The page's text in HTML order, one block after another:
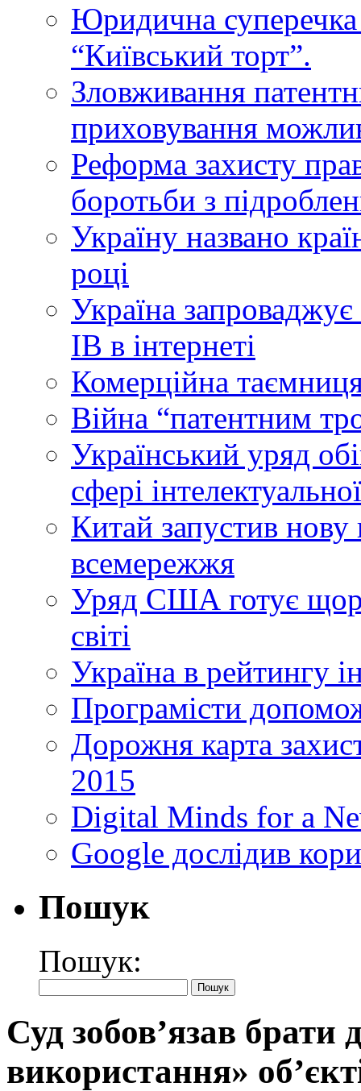
Юридична суперечка
“Київський торт”.
Зловживання
приховування
Реформа захисту
боротьби з
Україну названо
році
Україна
ІВ в інтернеті
Комерційна
Війна “патентним
Український уряд
сфері
Китай запустив
всемережжя
Уряд США готує
світі
Україна в рейтингу
Програмісти
Дорожня карта
2015
Digital Minds for a
Google дослідив
Пошук
Пошук:
Суд зобов’язав брати
використання»